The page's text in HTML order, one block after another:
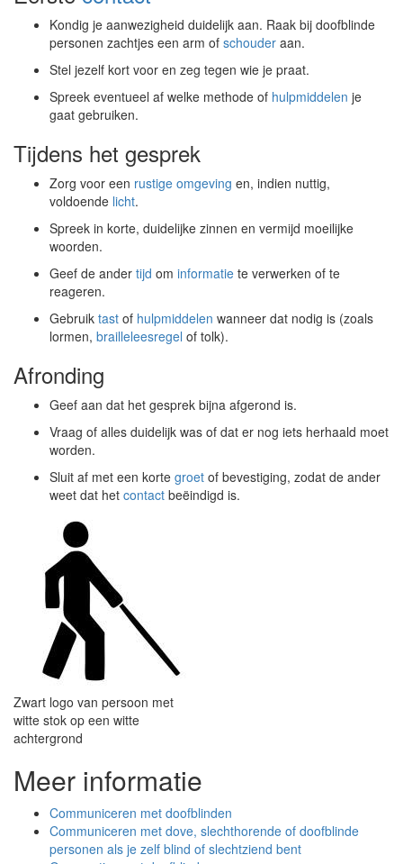
Kondig je aanwezigheid duidelijk aan. Raak bij doofblinde
personen zachtjes een arm of schouder aan.
Stel jezelf kort voor en zeg tegen wie je praat.
Spreek eventueel af welke methode of hulpmiddelen je
gaat gebruiken.
Tijdens het gesprek
Zorg voor een rustige omgeving en, indien nuttig,
voldoende licht.
Spreek in korte, duidelijke zinnen en vermijd moeilijke
woorden.
Geef de ander tijd om informatie te verwerken of te
reageren.
Gebruik tast of hulpmiddelen wanneer dat nodig is (zoals
lormen, brailleleesregel of tolk).
Afronding
Geef aan dat het gesprek bijna afgerond is.
Vraag of alles duidelijk was of dat er nog iets herhaald moet
worden.
Sluit af met een korte groet of bevestiging, zodat de ander
weet dat het contact beëindigd is.
Zwart logo van persoon met
witte stok op een witte
achtergrond
Meer informatie
Communiceren met doofblinden
Communiceren met dove, slechthorende of doofblinde
personen als je zelf blind of slechtziend bent